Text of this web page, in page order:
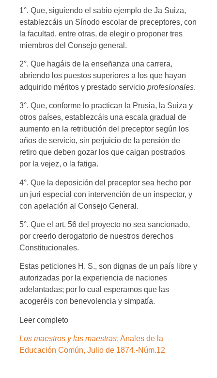
1°. Que, siguiendo el sabio ejemplo de Ja Suiza,
establezcáis un Sínodo escolar de preceptores, con
la facultad, entre otras, de elegir o proponer tres
miembros del Consejo general.
2°. Que hagáis de la enseñanza una carrera,
abriendo los puestos superiores a los que hayan
adquirido méritos y prestado servicio profesionales.
3°. Que, conforme lo practican la Prusia, la Suiza y
otros países, establezcáis una escala gradual de
aumento en la retribución del preceptor según los
años de servicio, sin perjuicio de la pensión de
retiro que deben gozar los que caigan postrados
por la vejez, o la fatiga.
4°. Que la deposición del preceptor sea hecho por
un juri especial con intervención de un inspector, y
con apelación al Consejo General.
5°. Que el art. 56 del proyecto no sea sancionado,
por creerlo derogatorio de nuestros derechos
Constitucionales.
Estas peticiones H. S., son dignas de un país libre y
autorizadas por la experiencia de naciones
adelantadas; por lo cual esperamos que las
acogeréis con benevolencia y simpatía.
Leer completo
Los maestros y las maestras, Anales de la
Educación Común, Julio de 1874.-Núm.12